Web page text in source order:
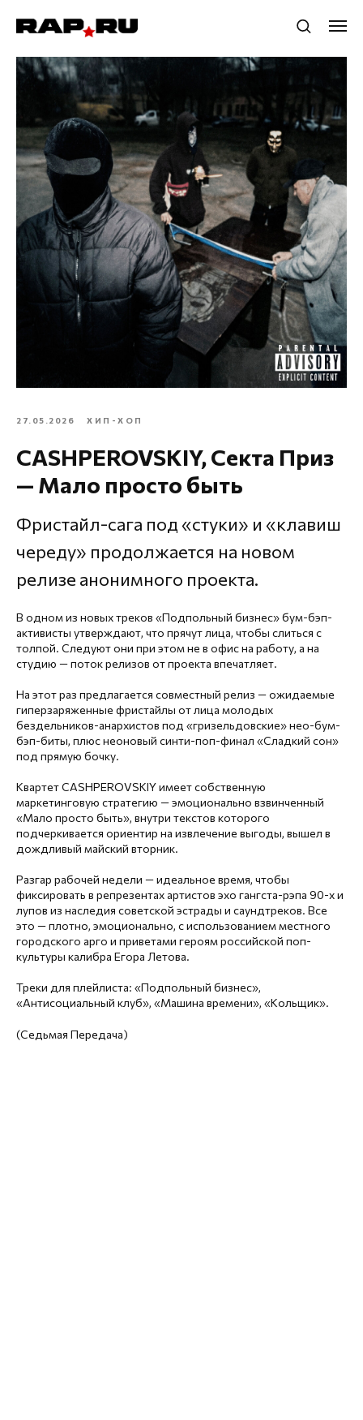
27.05.2026 ХИП-ХОП
CASHPEROVSKIY, Секта Приз
— Мало просто быть
Фристайл-сага под «стуки» и «клавиш
череду» продолжается на новом
релизе анонимного проекта.
В одном из новых треков «Подпольный бизнес» бум-бэп-
активисты утверждают, что прячут лица, чтобы слиться с
толпой. Следуют они при этом не в офис на работу, а на
студию — поток релизов от проекта впечатляет.
На этот раз предлагается совместный релиз — ожидаемые
гиперзаряженные фристайлы от лица молодых
бездельников-анархистов под «гризельдовские» нео-бум-
бэп-биты, плюс неоновый синти-поп-финал «Сладкий сон»
под прямую бочку.
Квартет CASHPEROVSKIY имеет собственную
маркетинговую стратегию — эмоционально взвинченный
«Мало просто быть», внутри текстов которого
подчеркивается ориентир на извлечение выгоды, вышел в
дождливый майский вторник.
Разгар рабочей недели — идеальное время, чтобы
фиксировать в репрезентах артистов эхо гангста-рэпа 90-х и
лупов из наследия советской эстрады и саундтреков. Все
это — плотно, эмоционально, с использованием местного
городского арго и приветами героям российской поп-
культуры калибра Егора Летова.
Треки для плейлиста: «Подпольный бизнес»,
«Антисоциальный клуб», «Машина времени», «Кольщик».
(Седьмая Передача)